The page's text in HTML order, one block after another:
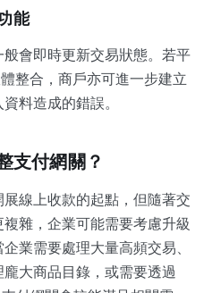
能
會即時更新交易狀態。若平
整合，商戶亦可進一步建立
料造成的錯誤。
支付網關？
線上收款的起點，但隨著交
雜，企業可能需要考慮升級
業需要處理大量高頻交易、
大商品目錄，或需要透過